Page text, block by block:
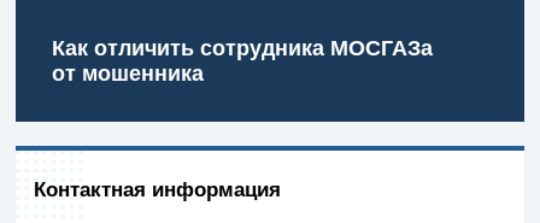
Как отличить сотрудника МОСГАЗа
от мошенника
Контактная информация